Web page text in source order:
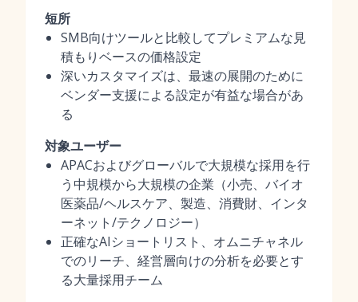
短所
SMB向けツールと比較してプレミアムな見
積もりベースの価格設定
深いカスタマイズは、最速の展開のために
ベンダー支援による設定が有益な場合があ
る
対象ユーザー
APACおよびグローバルで大規模な採用を行
う中規模から大規模の企業（小売、バイオ
医薬品/ヘルスケア、製造、消費財、インタ
ーネット/テクノロジー）
正確なAIショートリスト、オムニチャネル
でのリーチ、経営層向けの分析を必要とす
る大量採用チーム